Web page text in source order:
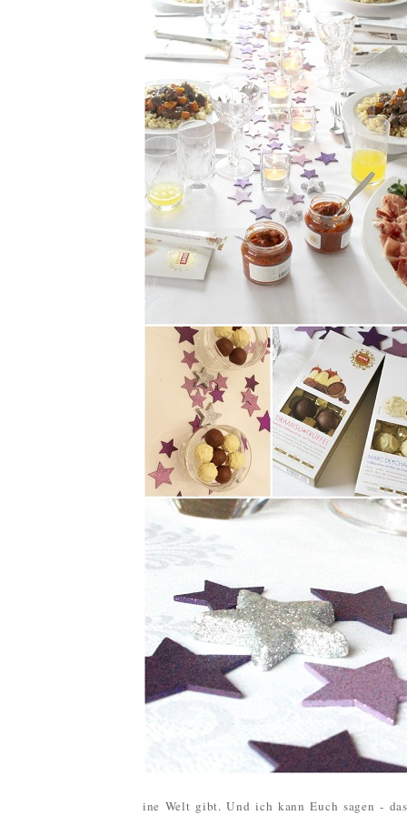
ine Welt gibt. Und ich kann Euch sagen -